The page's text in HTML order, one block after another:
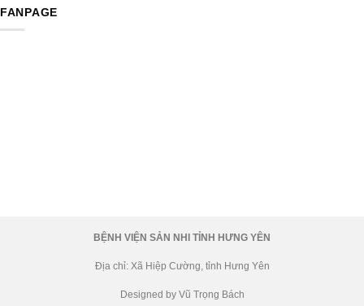
FANPAGE
BỆNH VIỆN SẢN NHI TỈNH HƯNG YÊN
Địa chỉ: Xã Hiệp Cường, tỉnh Hưng Yên
Designed by Vũ Trọng Bách